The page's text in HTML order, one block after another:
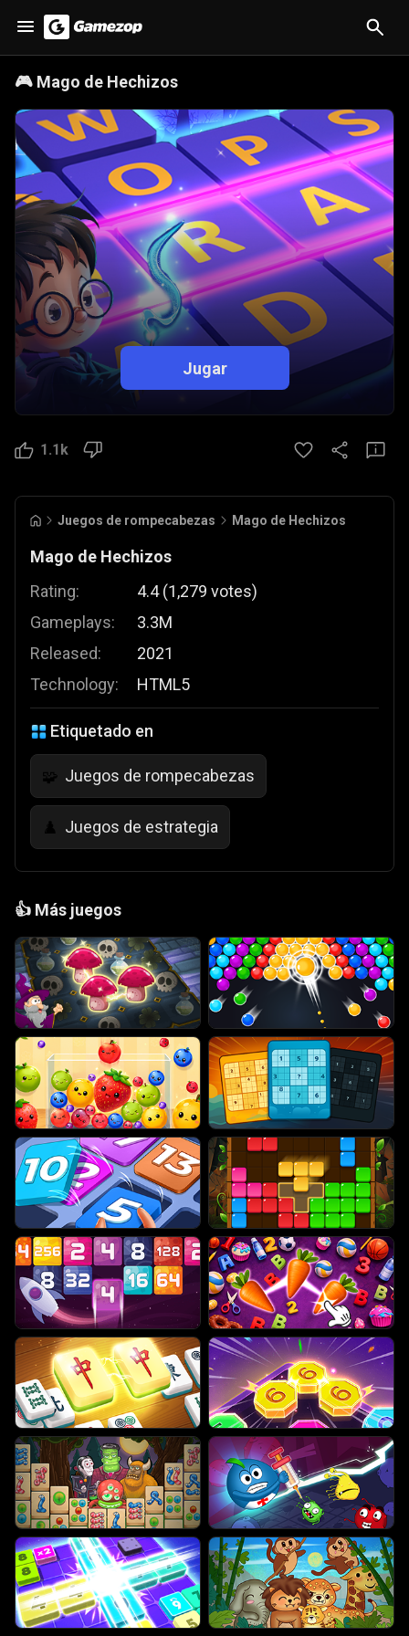
🎮 Mago de Hechizos
Jugar
1.1k
Juegos de rompecabezas Mago de Hechizos
Mago de Hechizos
Rating:
Gameplays:
Released:
Technology:
4.4 (1,279 votes)
3.3M
2021
HTML5
Etiquetado en
🧩 Juegos de rompecabezas
♟️ Juegos de estrategia
👍 Más juegos